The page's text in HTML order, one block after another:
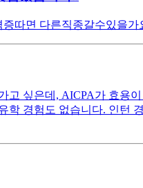
따면 다른직종갈수있을
싶은데, AICPA가 효용
경험도 없습니다. 인턴